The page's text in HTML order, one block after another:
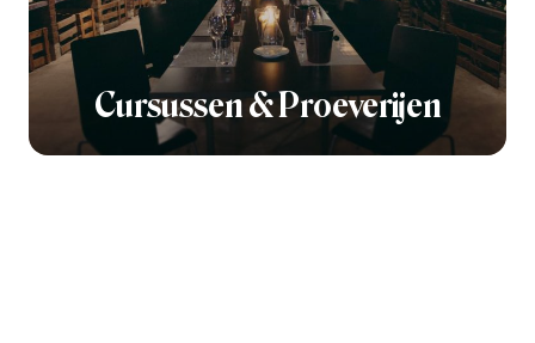
Cursussen & Proeverijen